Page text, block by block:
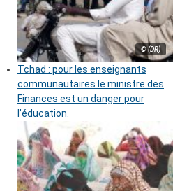
© (DR)
Tchad : pour les enseignants
communautaires le ministre des
Finances est un danger pour
l’éducation.